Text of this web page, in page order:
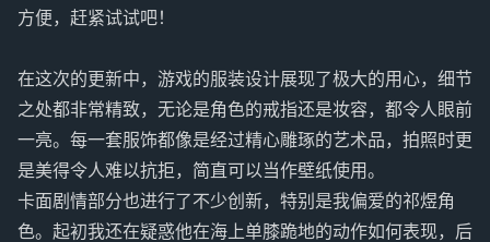
方便，赶紧试试吧！
在这次的更新中，游戏的服装设计展现了极大的用心，细节
之处都非常精致，无论是角色的戒指还是妆容，都令人眼前
一亮。每一套服饰都像是经过精心雕琢的艺术品，拍照时更
是美得令人难以抗拒，简直可以当作壁纸使用。
卡面剧情部分也进行了不少创新，特别是我偏爱的祁煜角
色。起初我还在疑惑他在海上单膝跪地的动作如何表现，后